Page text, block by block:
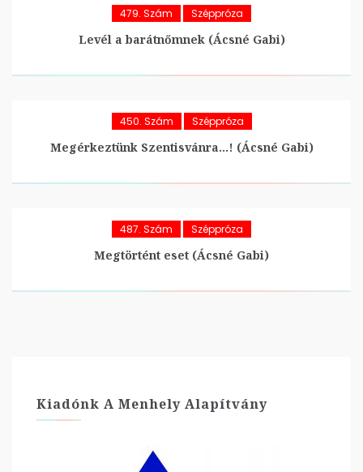
479. Szám Széppróza
Levél a barátnőmnek (Ácsné Gabi)
450. Szám Széppróza
Megérkeztünk Szentisvánra…! (Ácsné Gabi)
487. Szám Széppróza
Megtörtént eset (Ácsné Gabi)
Kiadónk A Menhely Alapítvány